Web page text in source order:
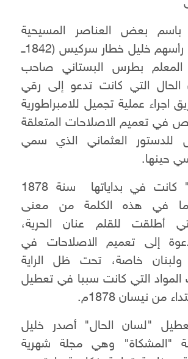
بعض العناصر المسيحية
السورية وعلى رأسهم خليل خطار سركيس (1842ــ
المعلم بطرس البستاني صاحب
الحال التي كانت تدعو إلى رقي
اجراء عملية تجميل للامبراطورية
في تعميم الاصلاحات المتعلقة
للدستور العثماني الذي سمي
حينها.
"لسان الحال" كانت في بداياتها سنة 1878
في هذه الكلمة من معنى
أطلقت للقلم عنان الحرية،
إلى تعميم الاصلاحات في
خاصة، تحت ظل الراية
المواد التي كانت سببا في تعطيل
من نيسان 1878م.
"لسان الحال" أصدر خليل
"المشكاة" وهي مجلة شهرية